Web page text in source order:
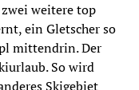
weitere top
ein Gletscher so
mittendrin. Der
So wird
Skigebiet